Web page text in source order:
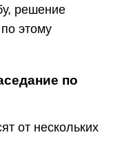
решение
этому
по
от нескольких